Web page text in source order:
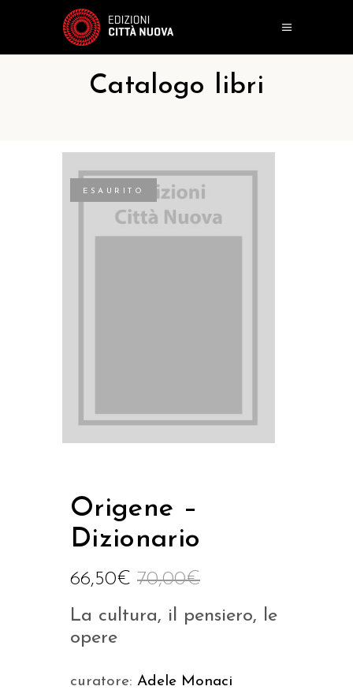
Catalogo libri
ESAURITO
Origene –
Dizionario
70,00€
66,50€
La cultura, il pensiero, le
opere
curatore: Adele Monaci